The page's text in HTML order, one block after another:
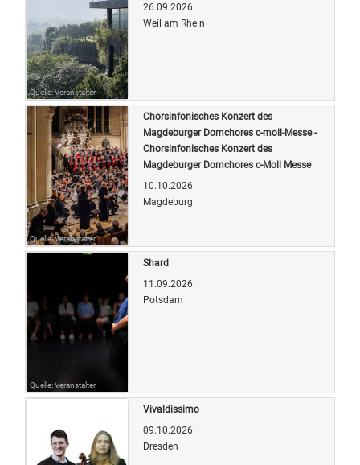
Quelle: Veranstalter
26.09.2026
Weil am Rhein
Quelle: Veranstalter
Chorsinfonisches Konzert des
Magdeburger Domchores c-moll-Messe -
Chorsinfonisches Konzert des
Magdeburger Domchores c-Moll Messe
10.10.2026
Magdeburg
Quelle: Veranstalter
Shard
11.09.2026
Potsdam
Vivaldissimo
09.10.2026
Dresden